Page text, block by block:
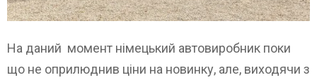
На даний момент німецький автовиробник поки
що не оприлюднив ціни на новинку, але, виходячи з